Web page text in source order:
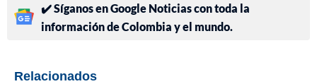
✔️ Síganos en Google Noticias con toda la
información de Colombia y el mundo.
Relacionados